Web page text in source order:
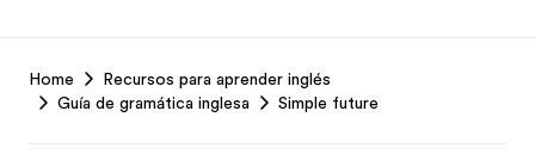
Footer
Home
Recursos para aprender inglés
Guía de gramática inglesa
Simple future